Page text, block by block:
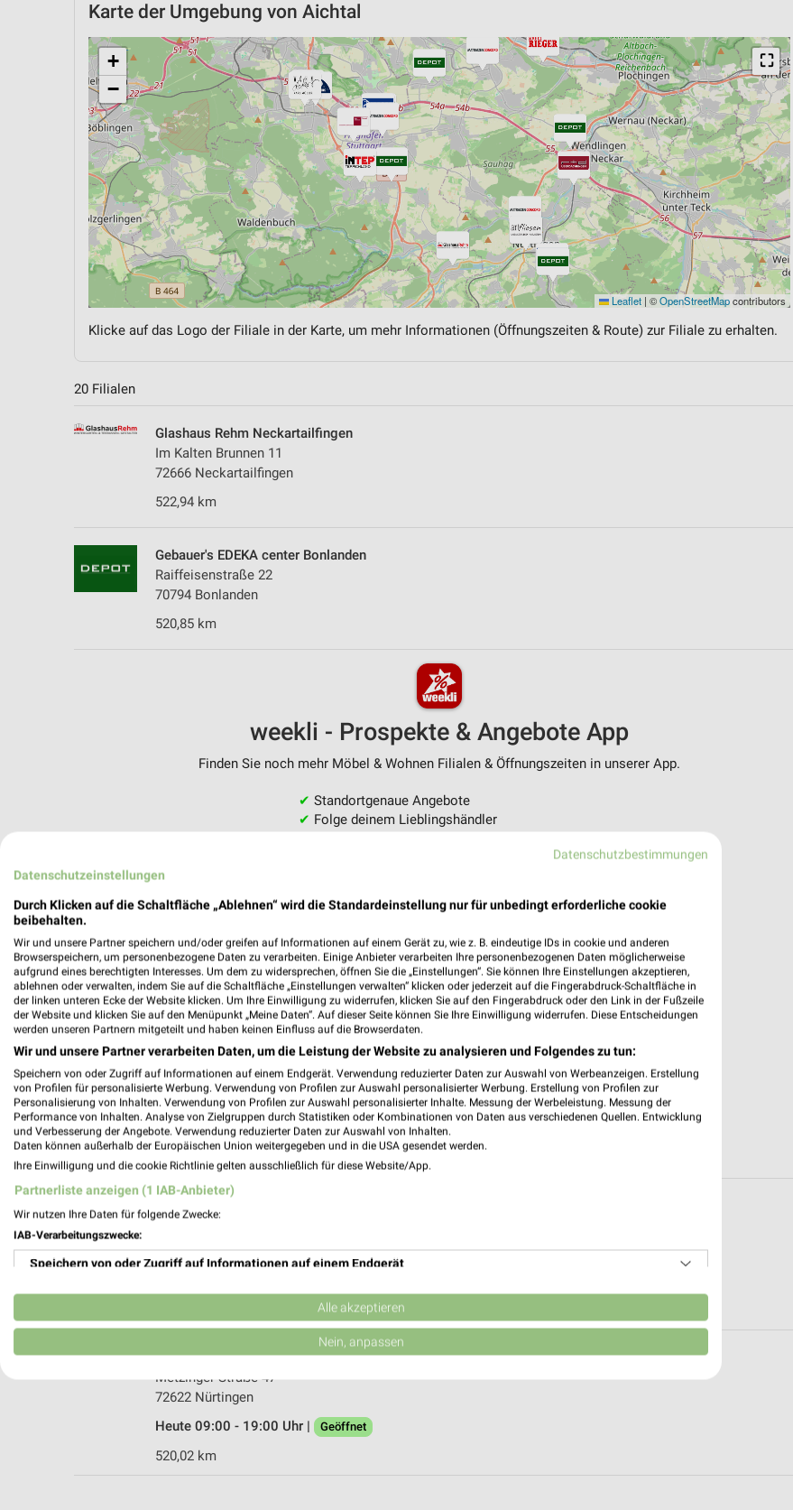
Karte der Umgebung von Aichtal
⛶
+
−
Leaflet | ©OpenStreetMapcontributors
Klicke auf das Logo der Filiale in der Karte, um mehr Informationen (Öffnungszeiten & Route) zur Filiale zu erhalten.
20 Filialen
Glashaus Rehm Neckartailfingen
Im Kalten Brunnen 11
72666 Neckartailfingen
522,94 km
Gebauer's EDEKA center Bonlanden
Raiffeisenstraße 22
70794 Bonlanden
520,85 km
weekli - Prospekte & Angebote App
Finden Sie noch mehr Möbel & Wohnen Filialen & Öffnungszeiten in unserer App.
✔ Standortgenaue Angebote
✔ Folge deinem Lieblingshändler
Matratzen Concord Nürtingen
72622 Nürtingen
Habisreutinger Nürtingen
Metzinger Straße 47
72622 Nürtingen
Heute 09:00 - 19:00 Uhr |
Geöffnet
520,02 km
Datenschutzbestimmungen
Datenschutzeinstellungen
Durch Klicken auf die Schaltfläche „Ablehnen“ wird die Standardeinstellung nur für unbedingt erforderliche cookie
beibehalten.
Wir und unsere Partner speichern und/oder greifen auf Informationen auf einem Gerät zu, wie z. B. eindeutige IDs in cookie und anderen
Browserspeichern, um personenbezogene Daten zu verarbeiten. Einige Anbieter verarbeiten Ihre personenbezogenen Daten möglicherweise
aufgrund eines berechtigten Interesses. Um dem zu widersprechen, öffnen Sie die „Einstellungen“. Sie können Ihre Einstellungen akzeptieren,
ablehnen oder verwalten, indem Sie auf die Schaltfläche „Einstellungen verwalten“ klicken oder jederzeit auf die Fingerabdruck-Schaltfläche in
der linken unteren Ecke der Website klicken. Um Ihre Einwilligung zu widerrufen, klicken Sie auf den Fingerabdruck oder den Link in der Fußzeile
der Website und klicken Sie auf den Menüpunkt „Meine Daten“. Auf dieser Seite können Sie Ihre Einwilligung widerrufen. Diese Entscheidungen
werden unseren Partnern mitgeteilt und haben keinen Einfluss auf die Browserdaten.
Wir und unsere Partner verarbeiten Daten, um die Leistung der Website zu analysieren und Folgendes zu tun:
Speichern von oder Zugriff auf Informationen auf einem Endgerät. Verwendung reduzierter Daten zur Auswahl von Werbeanzeigen. Erstellung
von Profilen für personalisierte Werbung. Verwendung von Profilen zur Auswahl personalisierter Werbung. Erstellung von Profilen zur
Personalisierung von Inhalten. Verwendung von Profilen zur Auswahl personalisierter Inhalte. Messung der Werbeleistung. Messung der
Performance von Inhalten. Analyse von Zielgruppen durch Statistiken oder Kombinationen von Daten aus verschiedenen Quellen. Entwicklung
und Verbesserung der Angebote. Verwendung reduzierter Daten zur Auswahl von Inhalten.
Daten können außerhalb der Europäischen Union weitergegeben und in die USA gesendet werden.
Ihre Einwilligung und die cookie Richtlinie gelten ausschließlich für diese Website/App.
Partnerliste anzeigen (1 IAB-Anbieter)
Wir nutzen Ihre Daten für folgende Zwecke:
IAB-Verarbeitungszwecke:
Speichern von oder Zugriff auf Informationen auf einem Endgerät
Verwendung reduzierter Daten zur Auswahl von Werbeanzeigen
Erstellung von Profilen für personalisierte Werbung
Verwendung von Profilen zur Auswahl personalisierter Inhalte
Alle akzeptieren
Nein, anpassen